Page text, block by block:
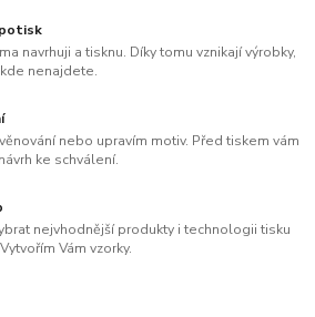
navrhuji a tisknu. Díky tomu vznikají výrobky,
nenajdete.
nebo upravím motiv. Před tiskem vám
ke schválení.
nejvhodnější produkty i technologii tisku
Vám vzorky.